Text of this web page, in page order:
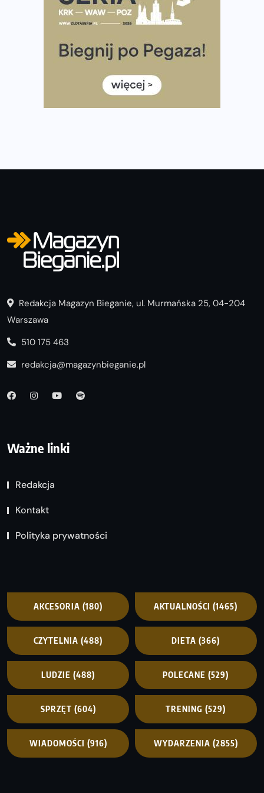
Tętno vs tempo – czym kierować się w bieganiu?
Co ma dużo białka? Produkty, które warto włączyć do
Rozbiegany Olsztyn szykuje się na weekend z
Już w tę sobotę 35. Bieg Powstania Warszawskiego.
Wystartuje rekordowa liczba uczestników
Redakcja Magazyn Bieganie, ul. Murmańska 25, 04-204
Warszawa
510 175 463
redakcja@magazynbieganie.pl
Ważne linki
Redakcja
Kontakt
Polityka prywatności
AKCESORIA (180) AKTUALNOŚCI (1465)
CZYTELNIA (488) DIETA (366)
LUDZIE (488) POLECANE (529)
SPRZĘT (604) TRENING (529)
WIADOMOŚCI (916) WYDARZENIA (2855)